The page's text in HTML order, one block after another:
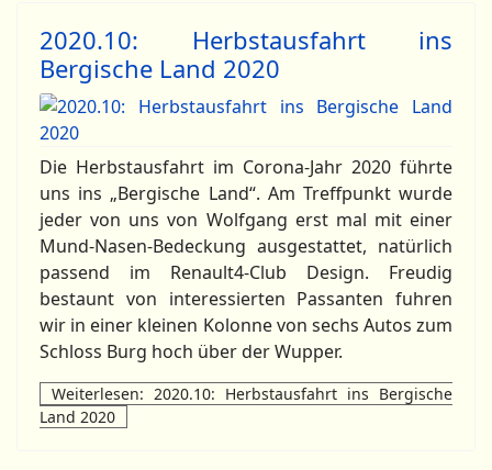
2020.10: Herbstausfahrt ins
Bergische Land 2020
Die Herbstausfahrt im Corona-Jahr 2020 führte
uns ins „Bergische Land“. Am Treffpunkt wurde
jeder von uns von Wolfgang erst mal mit einer
Mund-Nasen-Bedeckung ausgestattet, natürlich
passend im Renault4-Club Design. Freudig
bestaunt von interessierten Passanten fuhren
wir in einer kleinen Kolonne von sechs Autos zum
Schloss Burg hoch über der Wupper.
Weiterlesen: 2020.10: Herbstausfahrt ins Bergische
Land 2020